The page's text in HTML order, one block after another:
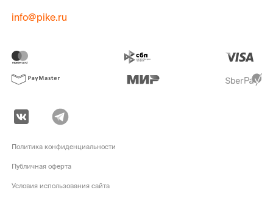
info@pike.ru
Политика конфиденциальности
Публичная оферта
Условия использования сайта